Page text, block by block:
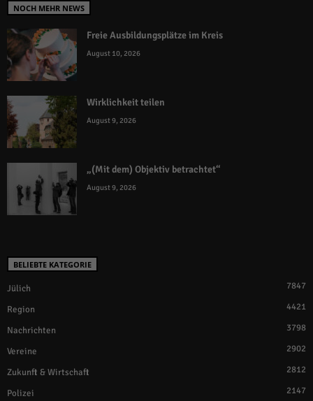
NOCH MEHR NEWS
Freie Ausbildungsplätze im Kreis
August 10, 2026
Wirklichkeit teilen
August 9, 2026
„(Mit dem) Objektiv betrachtet“
August 9, 2026
BELIEBTE KATEGORIE
Jülich 7847
Region 4421
Nachrichten 3798
Vereine 2902
Zukunft & Wirtschaft 2812
Polizei 2147